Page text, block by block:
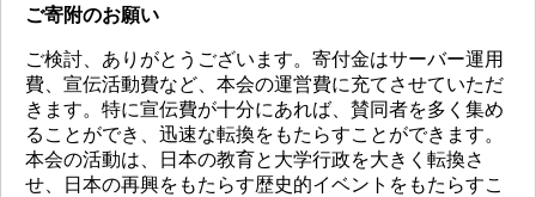
ご寄附のお願い
ご検討、ありがとうございます。寄付金はサーバー運用
費、宣伝活動費など、本会の運営費に充てさせていただ
きます。特に宣伝費が十分にあれば、賛同者を多く集め
ることができ、迅速な転換をもたらすことができます。
本会の活動は、日本の教育と大学行政を大きく転換さ
せ、日本の再興をもたらす歴史的イベントをもたらすこ